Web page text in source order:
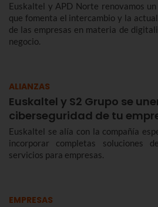
Euskaltel y APD Norte renovamos
que fomenta el intercambio y la
de las empresas en materia de
negocio.
ALIANZAS
Euskaltel y S2 Grupo se
ciberseguridad de tu
Euskaltel se alía con la compañía
incorporar completas soluciones
servicios para empresas.
EMPRESAS